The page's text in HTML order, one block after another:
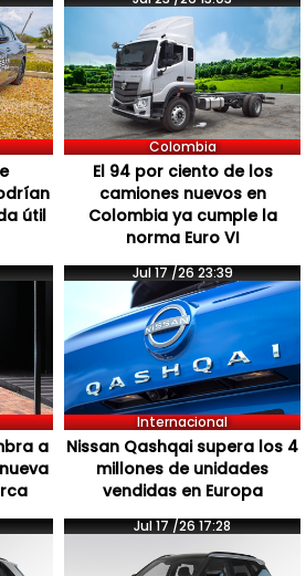
útil
Colombia
El 94 por ciento de los
camiones nuevos en
Colombia ya cumple la
norma Euro VI
a
Jul 17 /26 23:39
Internacional
Nissan Qashqai supera los 4
millones de unidades
vendidas en Europa
Jul 17 /26 17:28